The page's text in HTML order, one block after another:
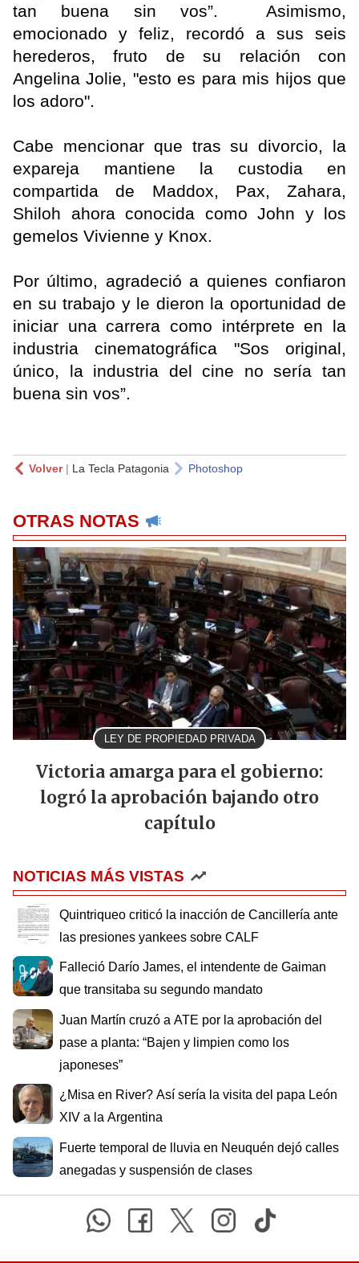
tan buena sin vos”. Asimismo,
emocionado y feliz, recordó a sus seis
herederos, fruto de su relación con
Angelina Jolie, "esto es para mis hijos que
los adoro".
Cabe mencionar que tras su divorcio, la
expareja mantiene la custodia en
compartida de Maddox, Pax, Zahara,
Shiloh ahora conocida como John y los
gemelos Vivienne y Knox.
Por último, agradeció a quienes confiaron
en su trabajo y le dieron la oportunidad de
iniciar una carrera como intérprete en la
industria cinematográfica "Sos original,
único, la industria del cine no sería tan
buena sin vos”.
Volver| La Tecla Patagonia Photoshop
OTRAS NOTAS
LEY DE PROPIEDAD PRIVADA
Victoria amarga para el gobierno:
logró la aprobación bajando otro
capítulo
NOTICIAS MÁS VISTAS
Quintriqueo criticó la inacción de Cancillería ante
las presiones yankees sobre CALF
Falleció Darío James, el intendente de Gaiman
que transitaba su segundo mandato
Juan Martín cruzó a ATE por la aprobación del
pase a planta: “Bajen y limpien como los
japoneses”
¿Misa en River? Así sería la visita del papa León
XIV a la Argentina
Fuerte temporal de lluvia en Neuquén dejó calles
anegadas y suspensión de clases